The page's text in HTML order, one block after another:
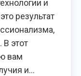
и
результат
В этот
вам
и…